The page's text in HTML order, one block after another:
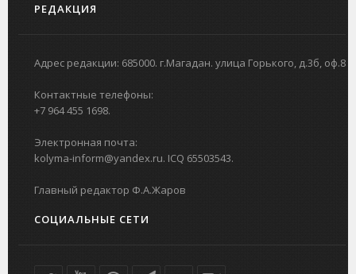
РЕДАКЦИЯ
Адрес редакции: 685000. г.Магадан. улица Горького, д.3б, оф.8
Контактные телефоны:
+7 964 455 1698.
Электронная почта:
kolyma-inform@yandex.ru. ICQ 65503543.
Главный редактор Ф.А.Жаров
СОЦИАЛЬНЫЕ СЕТИ